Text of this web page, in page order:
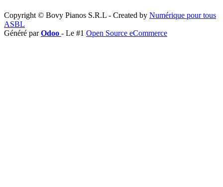
Copyright © Bovy Pianos S.R.L - Created by Numérique pour tous
ASBL
Généré parOdoo - Le #1 Open Source eCommerce